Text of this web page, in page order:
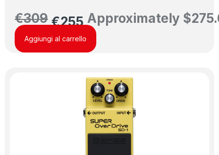
€309 €255 Approximately $
Aggiungi al carrello